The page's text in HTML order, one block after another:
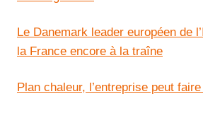
Le Danemark leader européen de
la France encore à la traîne
Plan chaleur, l’entreprise peut